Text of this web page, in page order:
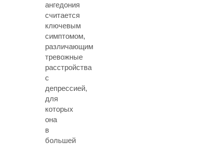
ангедония
считается
ключевым
симптомом,
различающим
тревожные
расстройства
с
депрессией,
для
которых
она
в
большей